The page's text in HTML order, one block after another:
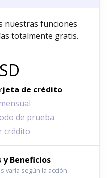
nuestras funciones
totalmente gratis.
de crédito
de prueba
crédito
Beneficios
varía según la acción.